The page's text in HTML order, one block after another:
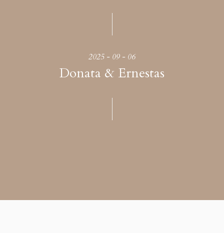
2025 - 09 - 06
Donata & Ernestas